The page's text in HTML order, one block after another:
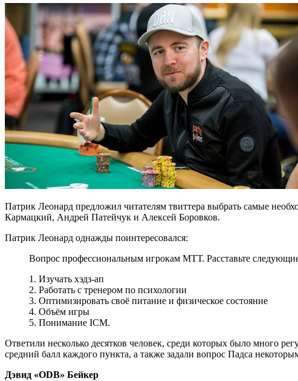
Патрик Леонард предложил читателям твиттера выбрать самые
Кармацкий, Андрей Патейчук и Алексей Боровков.
Патрик Леонард однажды поинтересовался:
Вопрос профессиональным игрокам МТТ. Расставьте
1. Изучать хэдз-ап
2. Работать с тренером по психологии
3. Оптимизировать своё питание и физическое состояние
4. Объём игры
5. Понимание ICM.
Ответили несколько десятков человек, среди которых было много
средний балл каждого пункта, а также задали вопрос Падса
Дэвид «ODB» Бейкер